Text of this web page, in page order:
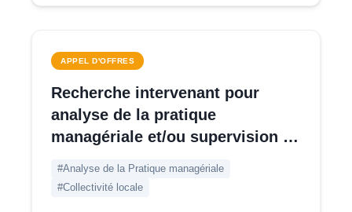
APPEL D'OFFRES
Recherche intervenant pour
analyse de la pratique
managériale et/ou supervision de
#Analyse de la Pratique managériale
#Collectivité locale